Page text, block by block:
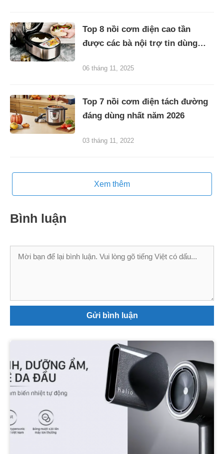
Top 8 nồi cơm điện cao tần
được các bà nội trợ tin dùng
06 tháng 11, 2025
Top 7 nồi cơm điện tách đường
đáng dùng nhất năm 2026
03 tháng 11, 2022
Xem thêm
Bình luận
Bình